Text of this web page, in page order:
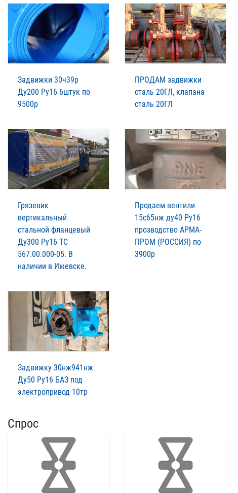
Задвижки 30ч39р
Ду200 Ру16 6штук по
9500р
ПРОДАМ задвижки
сталь 20ГЛ, клапана
сталь 20ГЛ
Грязевик
вертикальный
стальной фланцевый
Ду300 Ру16 ТС
567.00.000-05. В
наличии в Ижевске.
Продаем вентили
15с65нж ду40 Ру16
прозводство АРМА-
ПРОМ (РОССИЯ) по
3900р
Задвижку 30нж941нж
Ду50 Ру16 БАЗ под
электропривод 10тр
Спрос